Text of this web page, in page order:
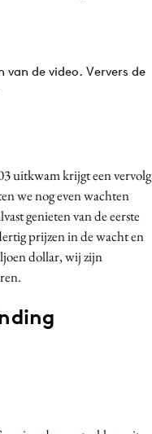
van de video. Ververs de
uitkwam krijgt een vervolg
we nog even wachten
genieten van de eerste
prijzen in de wacht en
dollar, wij zijn